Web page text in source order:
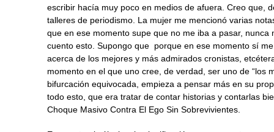
escribir hacía muy poco en medios de afuera. Creo que,
talleres de periodismo. La mujer me mencionó varias
que en ese momento supe que no me iba a pasar,
cuento esto. Supongo que porque en ese momento sí
acerca de los mejores y más admirados cronistas,
momento en el que uno cree, de verdad, ser uno de “los
bifurcación equivocada, empieza a pensar más en su
todo esto, que era tratar de contar historias y contarlas
Choque Masivo Contra El Ego Sin Sobrevivientes.